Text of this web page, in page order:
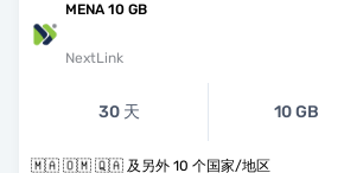
MENA 10 GB
NextLink
30 天 10 GB
🇲🇦 🇴🇲 🇶🇦 及另外 10 个国家/地区